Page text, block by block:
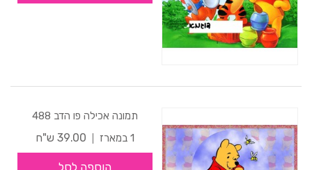
תמונה אכילה פו הדב 488
1 במארז
39.00 ש"ח